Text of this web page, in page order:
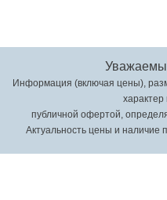
Информация (включая цены),
характер
публичной офертой,
Актуальность цены и наличие